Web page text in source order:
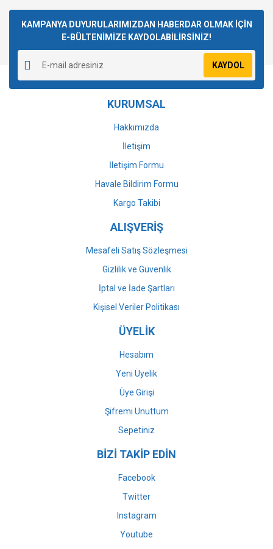
Yorum Yaz
kullanarak tarafımıza iletebilirsiniz.
Görüş ve önerileriniz için teşekkür ederiz.
Ürün resmi kalitesiz, bozuk veya görüntülenemiyor.
Ürün açıklamasında eksik bilgiler bulunuyor.
Ürün bilgilerinde hatalar bulunuyor.
Ürün fiyatı diğer sitelerden daha pahalı.
Gönder
KAMPANYA DUYURULARIMIZDAN HABERDAR OLMAK İÇİN
E-BÜLTENİMİZE KAYDOLABİLİRSİNİZ!
KAYDOL
KURUMSAL
Hakkımızda
İletişim
İletişim Formu
Havale Bildirim Formu
Kargo Takibi
ALIŞVERİŞ
Mesafeli Satış Sözleşmesi
Gizlilik ve Güvenlik
İptal ve İade Şartları
Kişisel Veriler Politikası
ÜYELİK
Hesabım
Yeni Üyelik
Üye Girişi
Şifremi Unuttum
Sepetiniz
BİZİ TAKİP EDİN
Facebook
Twitter
Instagram
Youtube